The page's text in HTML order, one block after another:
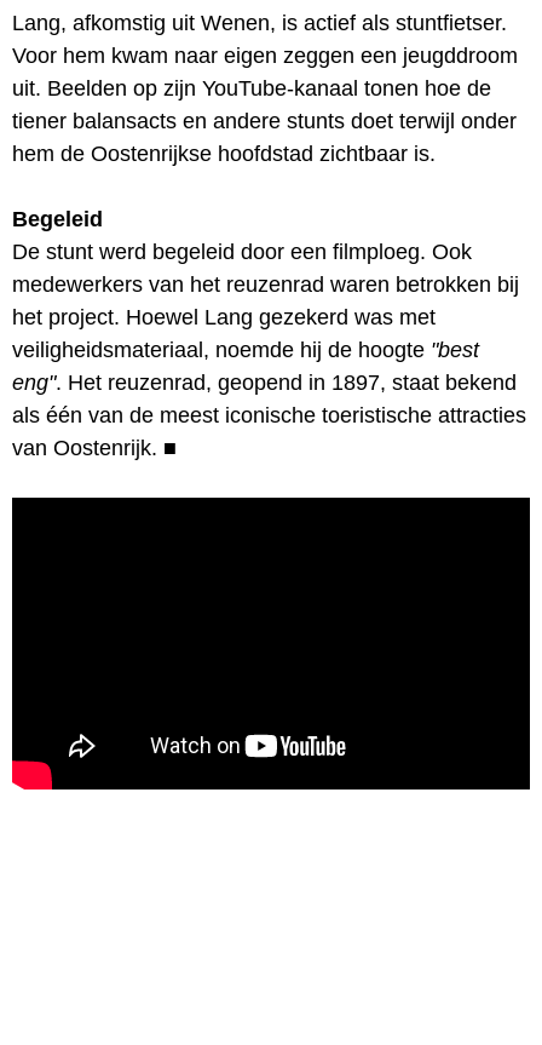
Lang, afkomstig uit Wenen, is actief als stuntfietser.
Voor hem kwam naar eigen zeggen een jeugddroom
uit. Beelden op zijn YouTube-kanaal tonen hoe de
tiener balansacts en andere stunts doet terwijl onder
hem de Oostenrijkse hoofdstad zichtbaar is.
Begeleid
De stunt werd begeleid door een filmploeg. Ook
medewerkers van het reuzenrad waren betrokken bij
het project. Hoewel Lang gezekerd was met
veiligheidsmateriaal, noemde hij de hoogte "best
eng". Het reuzenrad, geopend in 1897, staat bekend
als één van de meest iconische toeristische attracties
van Oostenrijk. ■